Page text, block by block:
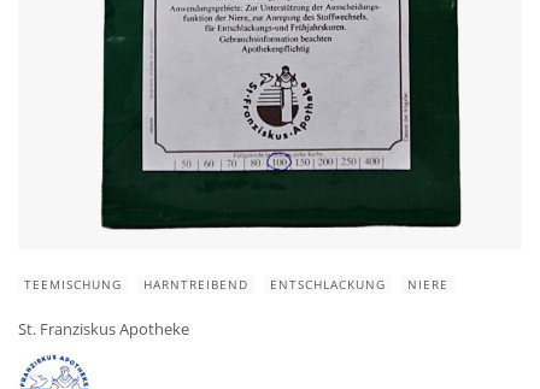
TEEMISCHUNG HARNTREIBEND ENTSCHLACKUNG NIERE
St. Franziskus Apotheke